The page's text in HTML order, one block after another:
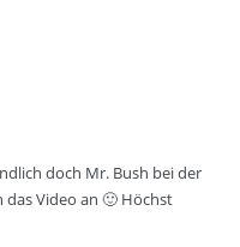
doch Mr. Bush bei der
Video an 🙂 Höchst